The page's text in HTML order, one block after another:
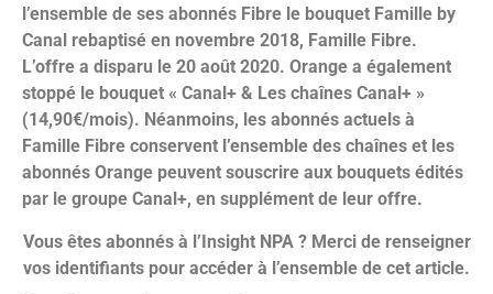
l’ensemble de ses abonnés Fibre le bouquet Famille by
Canal rebaptisé en novembre 2018, Famille Fibre.
L’offre a disparu le 20 août 2020. Orange a également
stoppé le bouquet « Canal+ & Les chaînes Canal+ »
(14,90€/mois). Néanmoins, les abonnés actuels à
Famille Fibre conservent l’ensemble des chaînes et les
abonnés Orange peuvent souscrire aux bouquets édités
par le groupe Canal+, en supplément de leur offre.
Vous êtes abonnés à l’Insight NPA ? Merci de renseigner
vos identifiants pour accéder à l’ensemble de cet article.